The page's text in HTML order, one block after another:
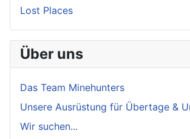
Lost Places
Über uns
Das Team Minehunters
Unsere Ausrüstung für Übertage &
Wir suchen...